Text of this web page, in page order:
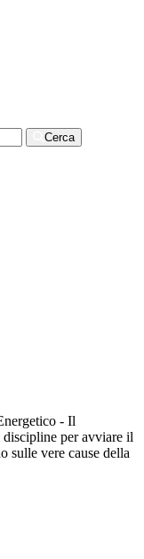
Cerca
- Il
discipline per avviare il
sulle vere cause della